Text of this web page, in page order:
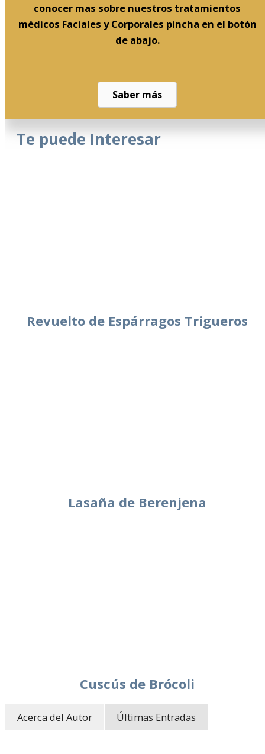
conocer mas sobre nuestros tratamientos
médicos Faciales y Corporales pincha en el botón
de abajo.
Saber más
Te puede Interesar
Revuelto de Espárragos Trigueros
Lasaña de Berenjena
Cuscús de Brócoli
Acerca del Autor Últimas Entradas